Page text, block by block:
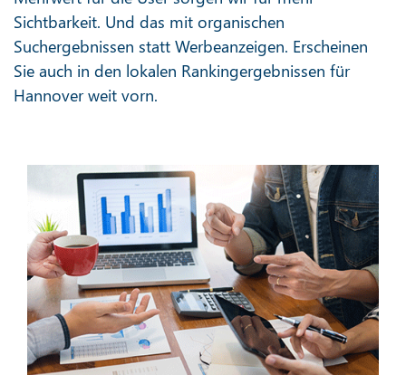
Sichtbarkeit. Und das mit organischen
Suchergebnissen statt Werbeanzeigen. Erscheinen
Sie auch in den lokalen Rankingergebnissen für
Hannover weit vorn.